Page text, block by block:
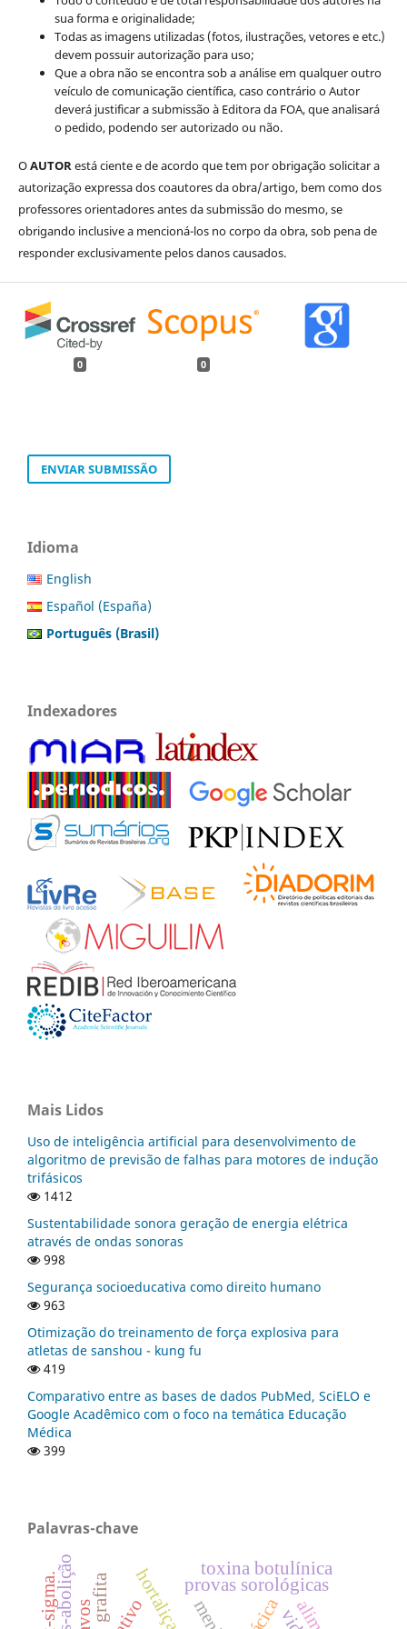
sua forma e originalidade;
Todas as imagens utilizadas (fotos, ilustrações, vetores e etc.)
devem possuir autorização para uso;
Que a obra não se encontra sob a análise em qualquer outro
veículo de comunicação científica, caso contrário o Autor
deverá justificar a submissão à Editora da FOA, que analisará
o pedido, podendo ser autorizado ou não.
OAUTORestá ciente e de acordo que tem por obrigação solicitar a
autorização expressa dos coautores da obra/artigo, bem como dos
professores orientadores antes da submissão do mesmo, se
obrigando inclusive a mencioná-los no corpo da obra, sob pena de
responder exclusivamente pelos danos causados.
0 0
ENVIAR SUBMISSÃO
Idioma
English
Español (España)
Português (Brasil)
Indexadores
Mais Lidos
Uso de inteligência artificial para desenvolvimento de
algoritmo de previsão de falhas para motores de indução
trifásicos
1412
Sustentabilidade sonora geração de energia elétrica
através de ondas sonoras
998
Segurança socioeducativa como direito humano
963
Otimização do treinamento de força explosiva para
atletas de sanshou - kung fu
419
Comparativo entre as bases de dados PubMed, SciELO e
Google Acadêmico com o foco na temática Educação
Médica
399
Palavras-chave
provas sorológicas
toxina botulínica
pós-abolição hortaliças
grafita